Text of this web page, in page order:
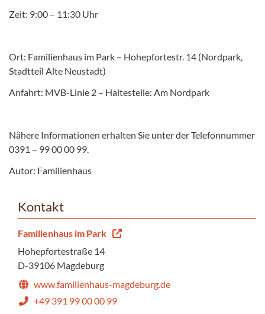
Zeit: 9:00 – 11:30 Uhr
Ort: Familienhaus im Park – Hohepfortestr. 14 (Nordpark,
Stadtteil Alte Neustadt)
Anfahrt: MVB-Linie 2 – Haltestelle: Am Nordpark
Nähere Informationen erhalten Sie unter der Telefonnummer
0391 – 99 00 00 99.
Autor: Familienhaus
Kontakt
Familienhaus im Park
Hohepfortestraße 14
D-39106 Magdeburg
www.familienhaus-magdeburg.de
+49 391 99 00 00 99